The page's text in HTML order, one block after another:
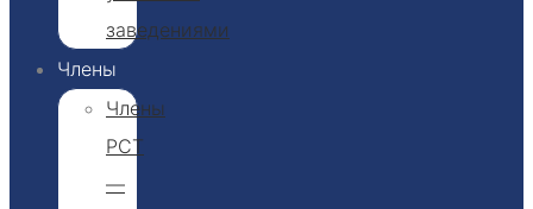
заведениями
Члены
Члены
РСТ
—